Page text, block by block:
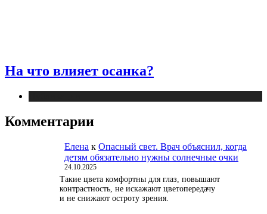
На что влияет осанка?
Комментарии
Елена к Опасный свет. Врач объяснил, когда
детям обязательно нужны солнечные очки
24.10.2025
Такие цвета комфортны для глаз, повышают
контрастность, не искажают цветопередачу
и не снижают остроту зрения.